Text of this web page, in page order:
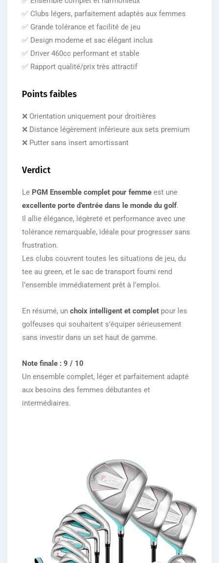
✅ Clubs légers, parfaitement adaptés aux femmes
✅ Grande tolérance et facilité de jeu
✅ Design moderne et sac élégant inclus
✅ Driver 460cc performant et stable
✅ Rapport qualité/prix très attractif
Points faibles
❌ Orientation uniquement pour droitières
❌ Distance légèrement inférieure aux sets premium
❌ Putter sans insert amortissant
Verdict
Le PGM Ensemble complet pour femme est une
excellente porte d’entrée dans le monde du golf.
Il allie élégance, légèreté et performance avec une
tolérance remarquable, idéale pour progresser sans
frustration.
Les clubs couvrent toutes les situations de jeu, du
tee au green, et le sac de transport fourni rend
l’ensemble immédiatement prêt à l’emploi.
En résumé, un choix intelligent et complet pour les
golfeuses qui souhaitent s’équiper sérieusement
sans investir dans un set haut de gamme.
Note finale : 9 / 10
Un ensemble complet, léger et parfaitement adapté
aux besoins des femmes débutantes et
intermédiaires.